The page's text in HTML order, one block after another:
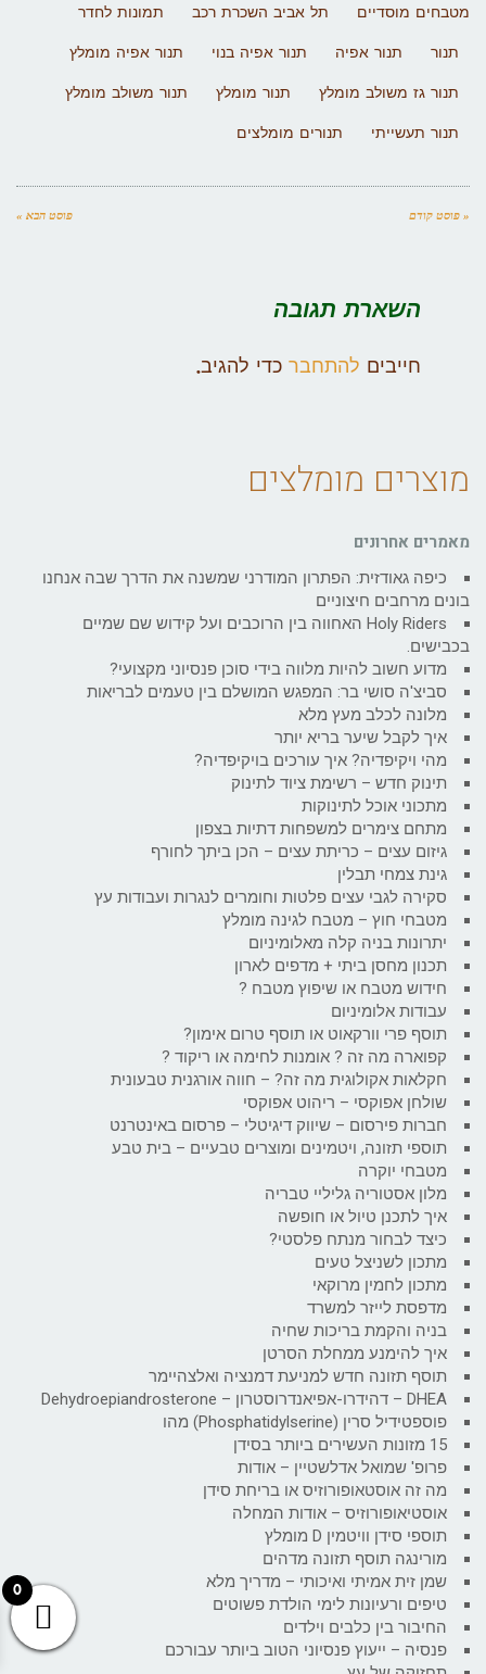
מטבחים מוסדיים
תל אביב השכרת רכב
תמונות לחדר
תנור
תנור אפיה תנור אפיה בנוי
תנור אפיה מומלץ
תנור גז משולב מומלץ
תנור מומלץ
תנור משולב מומלץ
תנור תעשייתי
תנורים מומלצים
« פוסט קודם פוסט הבא »
השארת תגובה
חייבים להתחבר כדי להגיב.
מוצרים מומלצים
מאמרים אחרונים
כיפה גאודזית: הפתרון המודרני שמשנה את הדרך שבה אנחנו
בונים מרחבים חיצוניים
Holy Riders האחווה בין הרוכבים ועל קידוש שם שמיים
בכבישים.
מדוע חשוב להיות מלווה בידי סוכן פנסיוני מקצועי?
סביצ'ה סושי בר: המפגש המושלם בין טעמים לבריאות
מלונה לכלב מעץ מלא
איך לקבל שיער בריא יותר
מהי ויקיפדיה? איך עורכים בויקיפדיה?
תינוק חדש – רשימת ציוד לתינוק
מתכוני אוכל לתינוקות
מתחם צימרים למשפחות דתיות בצפון
גיזום עצים – כריתת עצים – הכן ביתך לחורף
גינת צמחי תבלין
סקירה לגבי עצים פלטות וחומרים לנגרות ועבודות עץ
מטבחי חוץ – מטבח לגינה מומלץ
יתרונות בניה קלה מאלומיניום
תכנון מחסן ביתי + מדפים לארון
חידוש מטבח או שיפוץ מטבח ?
עבודות אלומיניום
תוסף פרי וורקאוט או תוסף טרום אימון?
קפוארה מה זה ? אומנות לחימה או ריקוד ?
חקלאות אקולוגית מה זה? – חווה אורגנית טבעונית
שולחן אפוקסי – ריהוט אפוקסי
חברות פירסום – שיווק דיגיטלי – פרסום באינטרנט
תוספי תזונה, ויטמינים ומוצרים טבעיים – בית טבע
מטבחי יוקרה
מלון אסטוריה גליליי טבריה
איך לתכנן טיול או חופשה
כיצד לבחור מנתח פלסטי?
מתכון לשניצל טעים
מתכון לחמין מרוקאי
מדפסת לייזר למשרד
בניה והקמת בריכות שחיה
איך להימנע ממחלת הסרטן
תוסף תזונה חדש למניעת דמנציה ואלצהיימר
DHEA – דהידרו-אפיאנדרוסטרון – Dehydroepiandrosterone
פוספטידיל סרין (Phosphatidylserine) מהו
15 מזונות העשירים ביותר בסידן
פרופ' שמואל אדלשטיין – אודות
מה זה אוסטאופורוזיס או בריחת סידן
אוסטיאופורוזיס – אודות המחלה
תוספי סידן וויטמין D מומלץ
מורינגה תוסף תזונה מדהים
שמן זית אמיתי ואיכותי – מדריך מלא
טיפים ורעיונות לימי הולדת פשוטים
החיבור בין כלבים וילדים
פנסיה – ייעוץ פנסיוני הטוב ביותר עבורכם
0